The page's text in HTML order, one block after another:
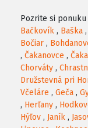
Pozrite si ponuku
Bačkovík , Baška ,
Bočiar ,
, Čakanovce ,
Chorváty ,
Družstevná pri
Včeláre , Geča ,
, Herľany ,
Hýľov , Janík ,